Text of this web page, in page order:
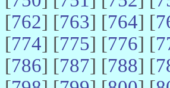
[762] [763] [764] [
[774] [775] [776] [
[786] [787] [788] [